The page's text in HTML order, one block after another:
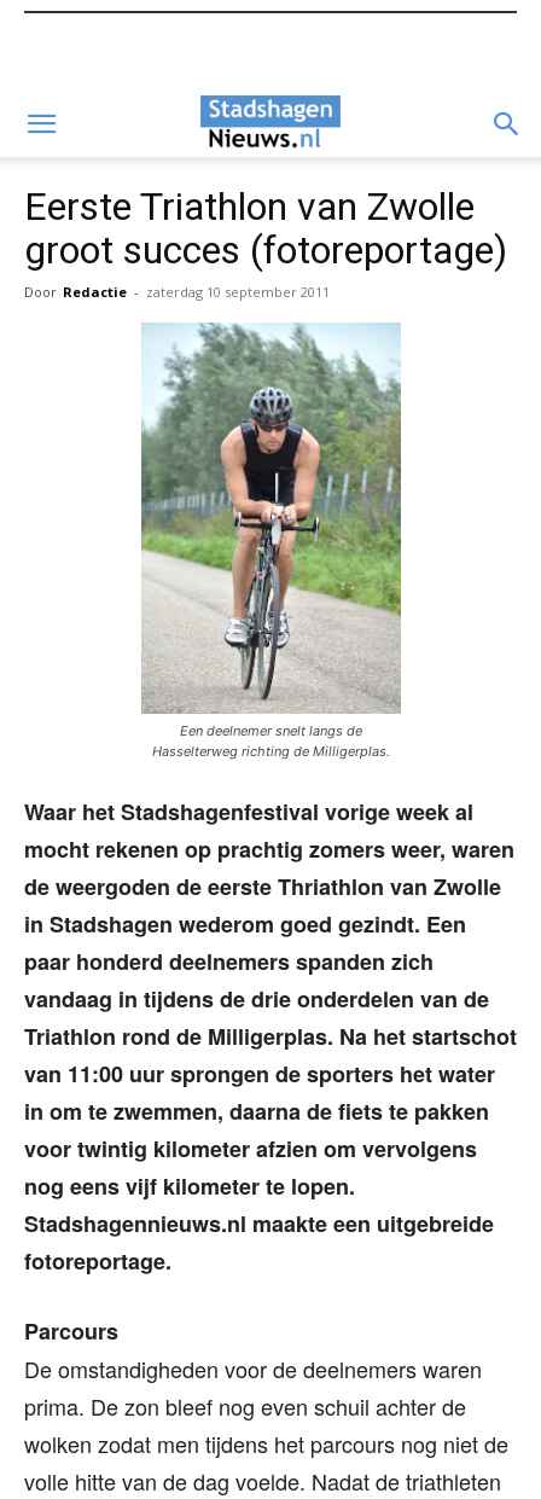
Eerste Triathlon van Zwolle
groot succes (fotoreportage)
Door Redactie - zaterdag 10 september 2011
Een deelnemer snelt langs de
Hasselterweg richting de Milligerplas.
Waar het Stadshagenfestival vorige week al
mocht rekenen op prachtig zomers weer, waren
de weergoden de eerste Thriathlon van Zwolle
in Stadshagen wederom goed gezindt. Een
paar honderd deelnemers spanden zich
vandaag in tijdens de drie onderdelen van de
Triathlon rond de Milligerplas. Na het startschot
van 11:00 uur sprongen de sporters het water
in om te zwemmen, daarna de fiets te pakken
voor twintig kilometer afzien om vervolgens
nog eens vijf kilometer te lopen.
Stadshagennieuws.nl maakte een uitgebreide
fotoreportage.
Parcours
De omstandigheden voor de deelnemers waren
prima. De zon bleef nog even schuil achter de
wolken zodat men tijdens het parcours nog niet de
volle hitte van de dag voelde. Nadat de triathleten